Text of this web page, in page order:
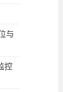
与
控